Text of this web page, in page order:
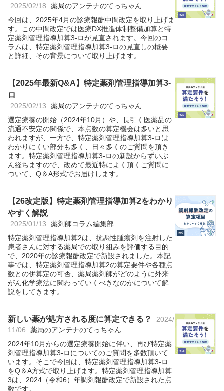
2025/02/18 薬局のアンテナのてっちゃん
今回は、2025年4月の診療報酬中間改定を取り上げま
す。この中間改定では医療DX推進体制整備加算と特
定薬剤管理指導加算3-ロが見直されます。今回のコ
ラムは、特定薬剤管理指導加算3-ロの見直しの概要
と詳細、その背景について取り上げます。
【2025年最新Q&A】特定薬剤管理指導加算3-
ロ
2025/02/13 薬局のアンテナのてっちゃん
選定療養の開始（2024年10月）や、長引く医薬品の
流通不安定の関係で、本点数の算定機会は多いと思
われますが、一方で、特定薬剤管理指導加算3-ロは
わかりにくい部分も多く、日々多くのご質問を頂き
ます。特定薬剤管理指導加算3-ロの新設からずいぶ
ん経ちますので、改めて最近特によく頂くご質問に
ついて、Q＆A形式でお届けします。
【26改定版】特定薬剤管理指導加算2をわかり
やすく解説
2025/01/13 薬剤師コラム編集部
特定薬剤管理指導加算2は、抗悪性腫瘍剤を注射した
患者さんに対する薬局での取り組みを評価する目的
で、2020年の診療報酬改定で新設されました。本記
事では、特定薬剤管理指導加算2の算定要件や各種点
数との併算定の可否、薬局薬剤師がどのように外来
がん化学療法に関わっていくべきなのかについて解
説をしてきます。
新しい薬が処方される度に算定できる？
2024/
11/06
薬局のアンテナのてっちゃん
2024年10月からの選定療養開始に伴い、再び特定薬
剤管理指導加算3-ロについてのご質問を多数頂いて
います。そこで今回は、特定薬剤管理指導加算3-ロ
をQ＆A方式で取り上げます。特定薬剤管理指導加算
3は、2024（令和6）年調剤報酬改定で新設された点
数です。